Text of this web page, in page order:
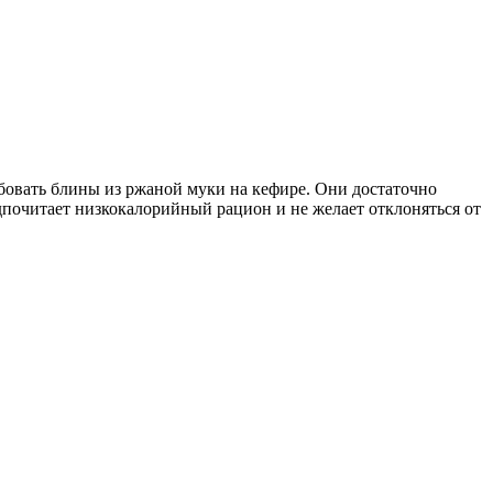
блины из ржаной муки на кефире. Они достаточно
низкокалорийный рацион и не желает отклоняться от